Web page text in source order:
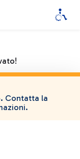
Contatta la